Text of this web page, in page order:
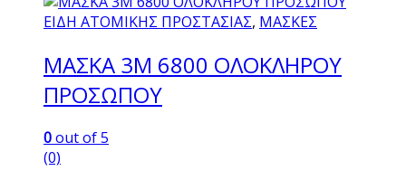
ΕΙΔΗ ΑΤΟΜΙΚΗΣ ΠΡΟΣΤΑΣΙΑΣ, ΜΑΣΚΕΣ
ΜΑΣΚΑ 3Μ 6800 ΟΛΟΚΛΗΡΟΥ
ΠΡΟΣΩΠΟΥ
0out of 5
(0)